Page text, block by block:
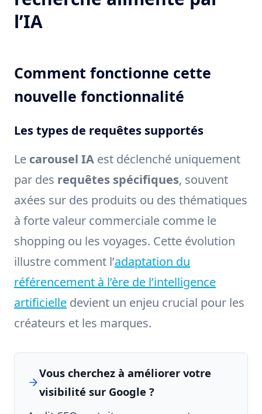
l’IA
Comment fonctionne cette
nouvelle fonctionnalité
Les types de requêtes supportés
Le carousel IA est déclenché uniquement
par des requêtes spécifiques, souvent
axées sur des produits ou des thématiques
à forte valeur commerciale comme le
shopping ou les voyages. Cette évolution
illustre comment l’adaptation du
référencement à l’ère de l’intelligence
artificielle devient un enjeu crucial pour les
créateurs et les marques.
Vous cherchez à améliorer votre
visibilité sur Google ?